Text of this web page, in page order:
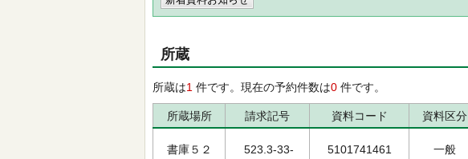
所蔵
所蔵は1 件です。現在の予約件数は0 件です。
所蔵場所 請求記号 資料コード 資料区分
書庫５２ 523.3-33- 5101741461 一般